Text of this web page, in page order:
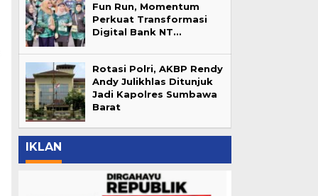
Fun Run, Momentum
Perkuat Transformasi
Digital Bank NT…
Rotasi Polri, AKBP Rendy
Andy Julikhlas Ditunjuk
Jadi Kapolres Sumbawa
Barat
IKLAN